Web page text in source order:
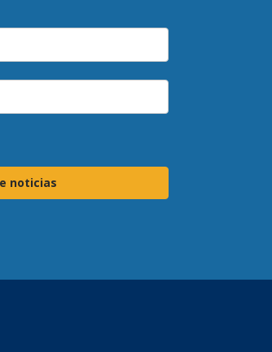
noticias